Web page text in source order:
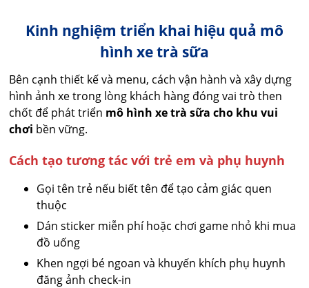
Kinh nghiệm triển khai hiệu quả mô
hình xe trà sữa
Bên cạnh thiết kế và menu, cách vận hành và xây dựng
hình ảnh xe trong lòng khách hàng đóng vai trò then
chốt để phát triển mô hình xe trà sữa cho khu vui
chơi bền vững.
Cách tạo tương tác với trẻ em và phụ huynh
Gọi tên trẻ nếu biết tên để tạo cảm giác quen
thuộc
Dán sticker miễn phí hoặc chơi game nhỏ khi mua
đồ uống
Khen ngợi bé ngoan và khuyến khích phụ huynh
đăng ảnh check-in